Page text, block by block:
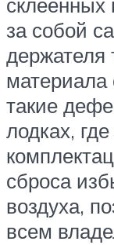
за собой
держателя
материала
такие
лодках,
сброса
воздуха,
всем